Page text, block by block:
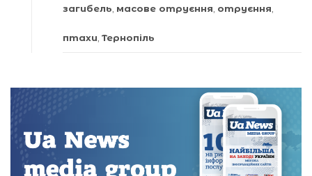
загибель масове отруєння отруєння
птахи Тернопіль